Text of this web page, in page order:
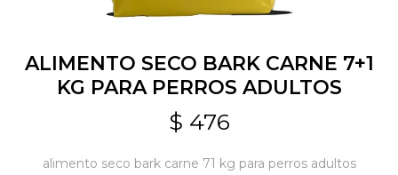
ALIMENTO SECO BARK CARNE 7+1
KG PARA PERROS ADULTOS
$ 476
alimento seco bark carne 71 kg para perros adultos
Jardín y Aire Libre